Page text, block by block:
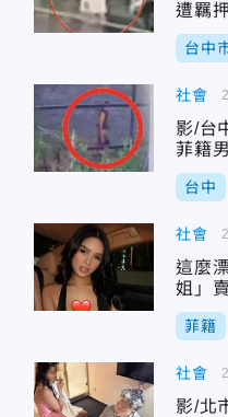
遭羈押
台中
社會
影/台
菲籍
台中
社會
這麼
姐」
菲籍
社會
影/北